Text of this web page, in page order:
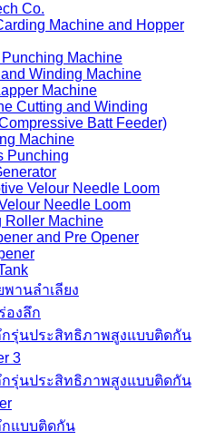
Co.
Machine and Hopper
Machine
Winding Machine
Machine
Cutting and Winding
Batt Feeder)
Machine
Punching
Velour Needle Loom
Needle Loom
Roller Machine
and Pre Opener
านลำเลียง
องลึก
กรุ่นประสิทธิภาพสูงแบบติดกัน
3
กรุ่นประสิทธิภาพสูงแบบติดกัน
กแบบติดกัน